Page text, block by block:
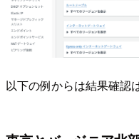
以下の例からは結果確認